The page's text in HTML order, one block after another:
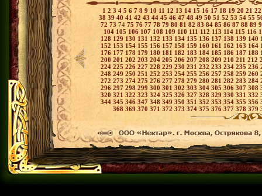
1 2 3 4 5 6 7 8 9 10 11 12 13 14 15 16 17 18 19 20 21
38 3940 41 42 43 44 45 46 47 48 49 50 51 52 53 54 55
72 73 74 75 76 77 78 79 80 81 82 83 84 85 86 87 88 89
104 105 106 107 108 109 110 111 112 113 114 115 116
128 129 130 131 132 133 134 135 136 137138 139 140
152 153 154 155 156 157 158 159 160 161 162 163 164
176 177 178 179 180 181 182 183 184 185 186 187 188
200 201 202 203 204 205 206 207 208 209 210 211 212
224 225 226 227 228 229 230 231 232 233 234 235 236
248 249 250 251 252 253 254 255 256 257 258 259 260
272 273 274 275 276 277 278 279 280 281 282 283 284
296 297 298 299 300 301 302 303 304 305 306 307 308
320 321 322 323 324 325 326 327 328 329 330 331 332
344 345 346 347 348 349 350 351 352 353 354 355 356
368 369 370 371 372 373 374 375 376377 378 379